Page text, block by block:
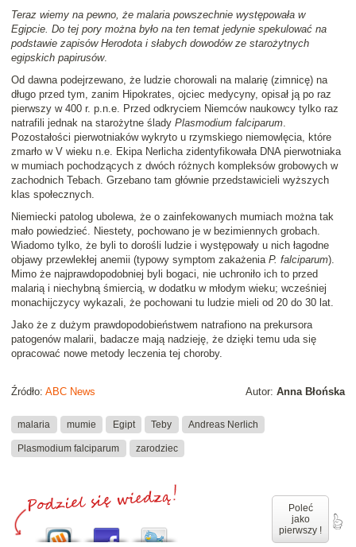
Teraz wiemy na pewno, że malaria powszechnie występowała w
Egipcie. Do tej pory można było na ten temat jedynie spekulować na
podstawie zapisów Herodota i słabych dowodów ze starożytnych
egipskich papirusów.
Od dawna podejrzewano, że ludzie chorowali na malarię (zimnicę) na
długo przed tym, zanim Hipokrates, ojciec medycyny, opisał ją po raz
pierwszy w 400 r. p.n.e. Przed odkryciem Niemców naukowcy tylko raz
natrafili jednak na starożytne ślady Plasmodium falciparum.
Pozostałości pierwotniaków wykryto u rzymskiego niemowlęcia, które
zmarło w V wieku n.e. Ekipa Nerlicha zidentyfikowała DNA pierwotniaka
w mumiach pochodzących z dwóch różnych kompleksów grobowych w
zachodnich Tebach. Grzebano tam głównie przedstawicieli wyższych
klas społecznych.
Niemiecki patolog ubolewa, że o zainfekowanych mumiach można tak
mało powiedzieć. Niestety, pochowano je w bezimiennych grobach.
Wiadomo tylko, że byli to dorośli ludzie i występowały u nich łagodne
objawy przewlekłej anemii (typowy symptom zakażenia P. falciparum).
Mimo że najprawdopodobniej byli bogaci, nie uchroniło ich to przed
malarią i niechybną śmiercią, w dodatku w młodym wieku; wcześniej
monachijczycy wykazali, że pochowani tu ludzie mieli od 20 do 30 lat.
Jako że z dużym prawdopodobieństwem natrafiono na prekursora
patogenów malarii, badacze mają nadzieję, że dzięki temu uda się
opracować nowe metody leczenia tej choroby.
Autor: Anna Błońska
Źródło: ABC News
malaria mumie Egipt Teby Andreas Nerlich
Plasmodium falciparum zarodziec
Poleć
jako
pierwszy !